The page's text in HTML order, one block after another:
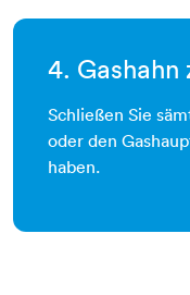
4. Gashahn
Schließen Sie
oder den
haben.